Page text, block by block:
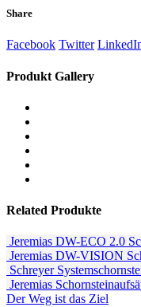
Share
Facebook Twitter
Produkt Gallery
Related Produkte
Jeremias DW-ECO 2.0
Jeremias DW-VISION
Schreyer
Jeremias
Der Weg ist das Ziel